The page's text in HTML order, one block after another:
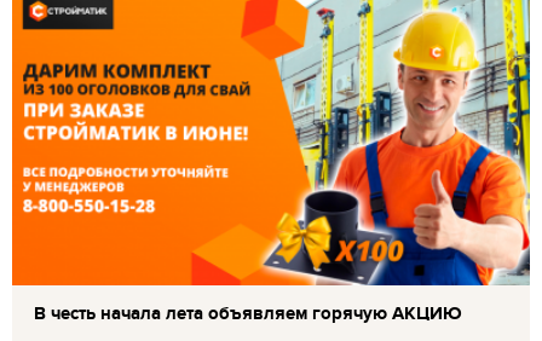
В честь начала лета объявляем горячую АКЦИЮ